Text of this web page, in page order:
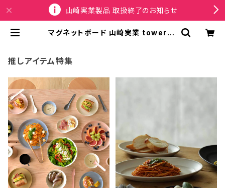
山崎実業製品 取扱終了のお知らせ
マグネットボード 山崎実業 tower タ
推しアイテム特集